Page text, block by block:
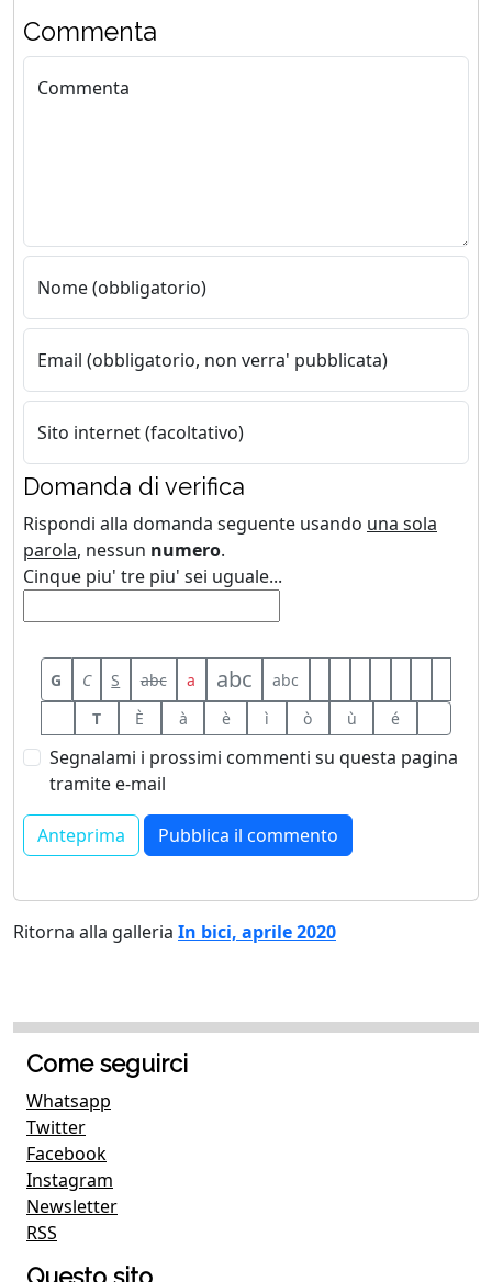
Commenta
Commenta
Nome (obbligatorio)
Email (obbligatorio, non verra' pubblicata)
Sito internet (facoltativo)
Domanda di verifica
Rispondi alla domanda seguente usando una sola
parola, nessun numero.
Cinque piu' tre piu' sei uguale...
G C S abc a abc
abc
T
È à è ì ò ù é
Segnalami i prossimi commenti su questa pagina
tramite e-mail
Ritorna alla galleria In bici, aprile 2020
Come seguirci
Whatsapp
Twitter
Facebook
Instagram
Newsletter
RSS